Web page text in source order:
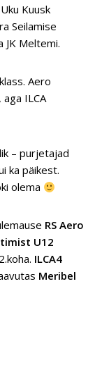
Kuusk
Seilamise
JK Meltemi.
Aero
ILCA
– purjetajad
ka päikest.
olema
RS Aero
U12
ILCA4
Meribel